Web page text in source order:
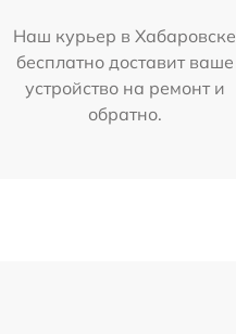
Наш курьер в Хабаровске
бесплатно доставит ваше
устройство на ремонт и
обратно.